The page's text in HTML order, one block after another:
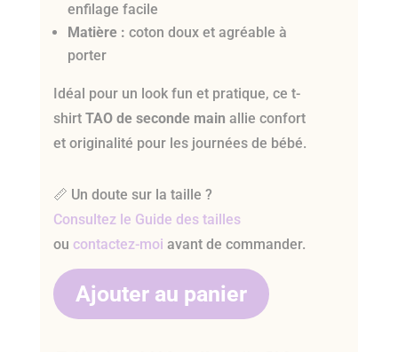
enfilage facile
Matière : coton doux et agréable à
porter
Idéal pour un look fun et pratique, ce t-
shirt TAO de seconde main allie confort
et originalité pour les journées de bébé.
📏 Un doute sur la taille ?
Consultez le Guide des tailles
ou contactez-moi avant de commander.
Ajouter au panier